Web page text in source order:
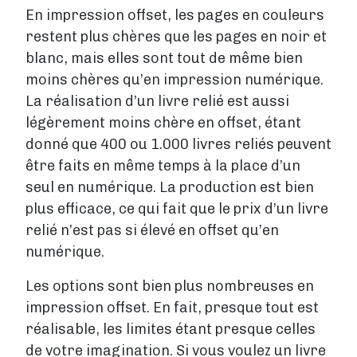
En impression offset, les pages en couleurs
restent plus chères que les pages en noir et
blanc, mais elles sont tout de même bien
moins chères qu’en impression numérique.
La réalisation d’un livre relié est aussi
légèrement moins chère en offset, étant
donné que 400 ou 1.000 livres reliés peuvent
être faits en même temps à la place d’un
seul en numérique. La production est bien
plus efficace, ce qui fait que le prix d’un livre
relié n’est pas si élevé en offset qu’en
numérique.
Les options sont bien plus nombreuses en
impression offset. En fait, presque tout est
réalisable, les limites étant presque celles
de votre imagination. Si vous voulez un livre